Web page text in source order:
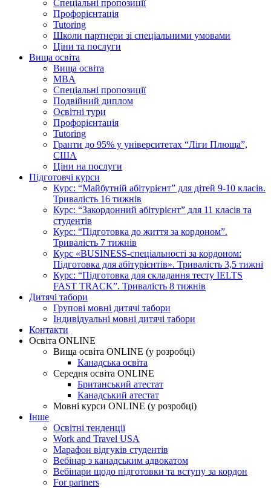
Спеціальні пропозиції
Профорієнтація
Tutoring
Школи партнери зі спеціальними умовами
Ціни та послуги
Вища освіта
Вища освіта
MBA
Спеціальні пропозиції
Подвійний диплом
Освітні тури
Профорієнтація
Tutoring
Гранти до 95% у університетах “Ліги Плюща”,
США
Ціни на послуги
Підготовчі курси
Курс: “Майбутній абітурієнт” для дітей 9-10 класів.
Тривалість 16 тижнів
Курс: “Закордонний абітурієнт” для 11 класів та
студентів
Курс: “Підготовка до життя за кордоном”.
Тривалість 7 тижнів
Курс «BUSINESS-спеціальності за кордоном:
Підготовка для абітурієнтів». Тривалість 3,5 тижні
Курс: “Підготовка для складання тесту IELTS
FAST TRACK”. Тривалість 8 тижнів
Дитячі табори
Групові мовні дитячі табори
Індивідуальні мовні дитячі табори
Контакти
Освіта ONLINE
Вища освіта ONLINE (у розробці)
Канадська освіта
Середня освіта ONLINE
Британський атестат
Канадський атестат
Мовні курси ONLINE (у розробці)
Інше
Освітні тенденції
Work and Travel USA
Марафон відгуків студентів
Вебінар з канадським адвокатом
Вебінари щодо підготовки та вступу за кордон
For partners